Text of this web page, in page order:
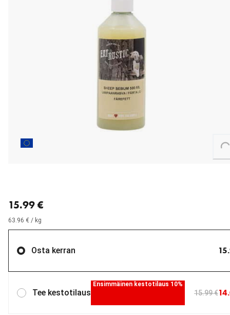
Loading...
15.99 €
63.96 € / kg
Osta kerran
Tee kestotilaus
Ensimmäinen kestotilaus 10%
15.99 €